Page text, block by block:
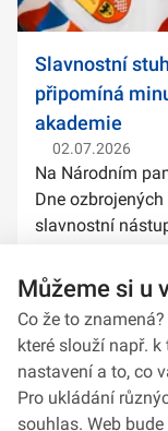
Slavnostní
připomíná
akademie
02.07.2026
Na Národním
Dne
slavnostní
stuh na bojové
Můžeme si u
Co že to
které slouží např.
nastavení a to, co
Pro ukládání
souhlas. Web